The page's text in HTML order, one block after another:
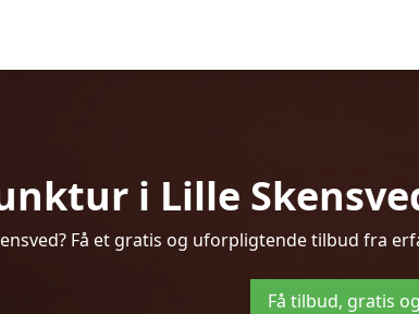
i Lille
Få et gratis og uforpligtende tilbud fra
Få tilbud, gratis